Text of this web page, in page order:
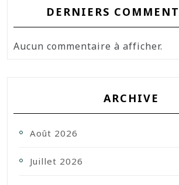
DERNIERS
Aucun commentaire à afficher.
ARCHIVE
Août 2026
Juillet 2026